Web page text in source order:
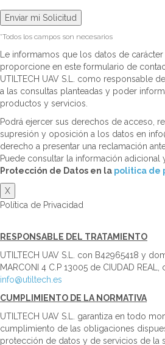
*Todos los campos son necesarios
Le informamos que los datos de
proporcione en este formulario de
UTILTECH UAV S.L. como responsable
a las consultas planteadas y poder
productos y servicios.
Podrá ejercer sus derechos de acceso,
supresión y oposición a los datos en
derecho a presentar una reclamación
Puede consultar la información adicional
Protección de Datos en la politica de
X
Política de Privacidad
RESPONSABLE DEL TRATAMIENTO
UTILTECH UAV S.L. con B42965418 y
MARCONI 4 C.P 13005 de CIUDAD
info@utiltech.es
CUMPLIMIENTO DE LA NORMATIVA
UTILTECH UAV S.L. garantiza en todo
cumplimiento de las obligaciones
protección de datos y de servicios de la